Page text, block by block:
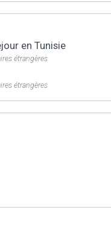
en Tunisie
étrangères
étrangères